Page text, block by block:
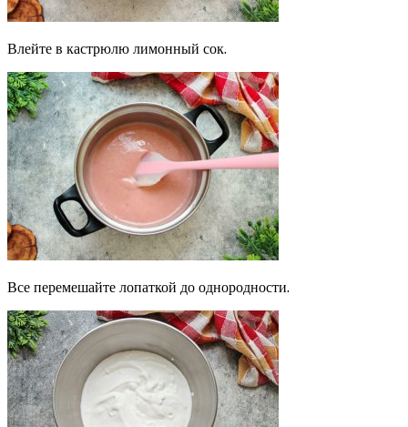
Влейте в кастрюлю лимонный сок.
Все перемешайте лопаткой до однородности.